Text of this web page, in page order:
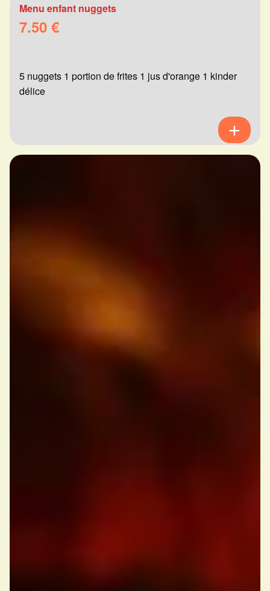
Menu enfant nuggets
7.50 €
5 nuggets 1 portion de frites 1 jus d'orange 1 kinder
délice